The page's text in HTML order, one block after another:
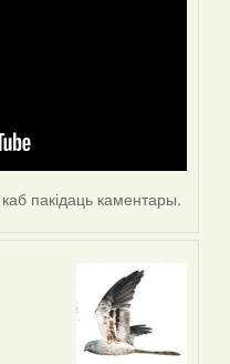
каб пакідаць каментары.